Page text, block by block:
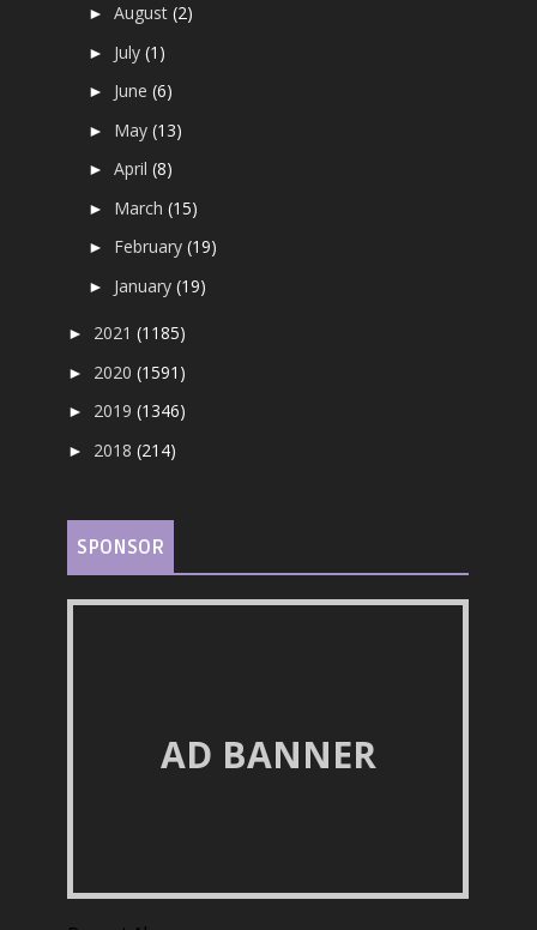
►August(2)
► July(1)
► June(6)
► May(13)
►April(8)
► March(15)
► February(19)
► January(19)
► 2021(1185)
► 2020(1591)
► 2019(1346)
► 2018(214)
SPONSOR
AD BANNER